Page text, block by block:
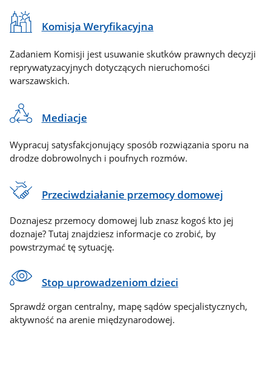
Komisja Weryfikacyjna
Zadaniem Komisji jest usuwanie skutków prawnych decyzji
reprywatyzacyjnych dotyczących nieruchomości
warszawskich.
Mediacje
Wypracuj satysfakcjonujący sposób rozwiązania sporu na
drodze dobrowolnych i poufnych rozmów.
Przeciwdziałanie przemocy domowej
Doznajesz przemocy domowej lub znasz kogoś kto jej
doznaje? Tutaj znajdziesz informacje co zrobić, by
powstrzymać tę sytuację.
Stop uprowadzeniom dzieci
Sprawdź organ centralny, mapę sądów specjalistycznych,
aktywność na arenie międzynarodowej.